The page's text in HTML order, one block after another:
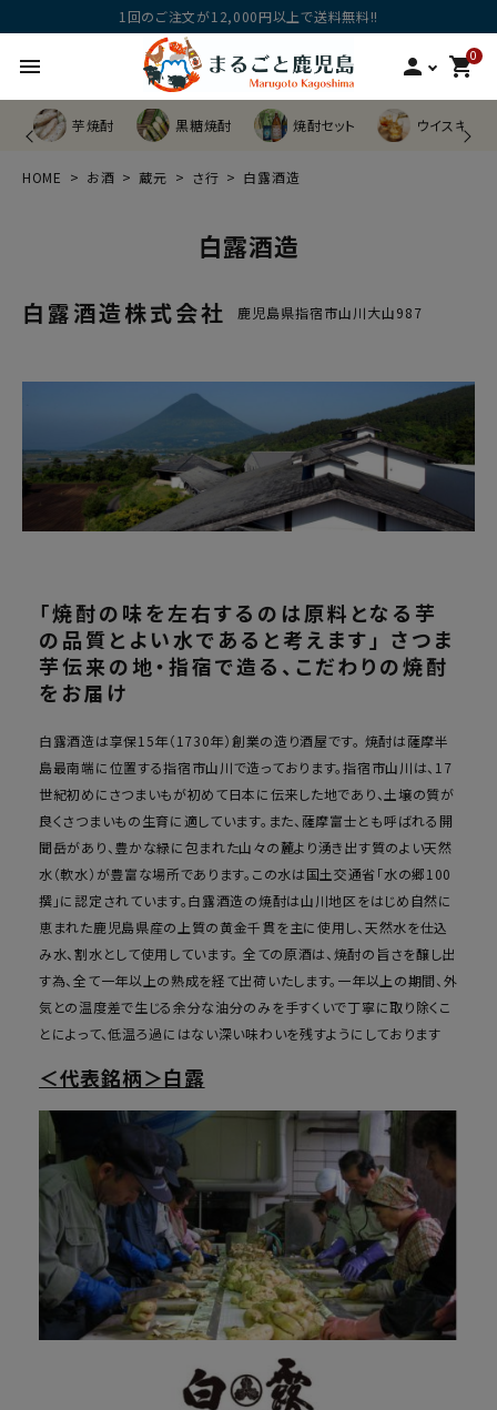
1回のご注文が12,000円以上で送料無料!!
menu person 0
shopping_cart
芋焼酎 黒糖焼酎 焼酎セット ウイスキー他
HOME お酒 蔵元 さ行 白露酒造
白露酒造
白露酒造株式会社 鹿児島県指宿市山川大山987
「焼酎の味を左右するのは原料となる芋
の品質とよい水であると考えます」 さつま
芋伝来の地・指宿で造る、こだわりの焼酎
をお届け
白露酒造は享保15年（1730年）創業の造り酒屋です。 焼酎は薩摩半
島最南端に位置する指宿市山川で造っております。指宿市山川は、17
世紀初めにさつまいもが初めて日本に伝来した地であり、土壌の質が
良くさつまいもの生育に適しています。また、薩摩富士とも呼ばれる開
聞岳があり、豊かな緑に包まれた山々の麓より湧き出す質のよい天然
水（軟水）が豊富な場所であります。この水は国土交通省「水の郷100
撰」に認定されています。白露酒造の焼酎は山川地区をはじめ自然に
恵まれた鹿児島県産の上質の黄金千貫を主に使用し、天然水を仕込
み水、割水として使用しています。 全ての原酒は、焼酎の旨さを醸し出
す為、全て一年以上の熟成を経て出荷いたします。一年以上の期間、外
気との温度差で生じる余分な油分のみを手すくいで丁寧に取り除くこ
とによって、低温ろ過にはない深い味わいを残すようにしております
＜代表銘柄＞白露